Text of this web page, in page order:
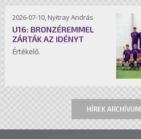
2026-07-10, Nyitray András
U16: BRONZÉREMMEL
ZÁRTÁK AZ IDÉNYT
Értékelő.
HÍREK ARCHÍVUM